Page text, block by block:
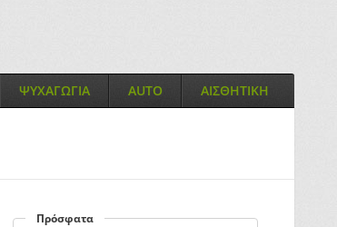
ΨΥΧΑΓΩΓΙΑ AUTO ΑΙΣΘΗΤΙΚΗ
Πρόσφατα